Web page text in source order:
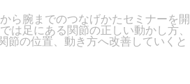
ら腕までのつなげかたセミナーを開
は足にある関節の正しい動かし方、
の位置、動き方へ改善していくと